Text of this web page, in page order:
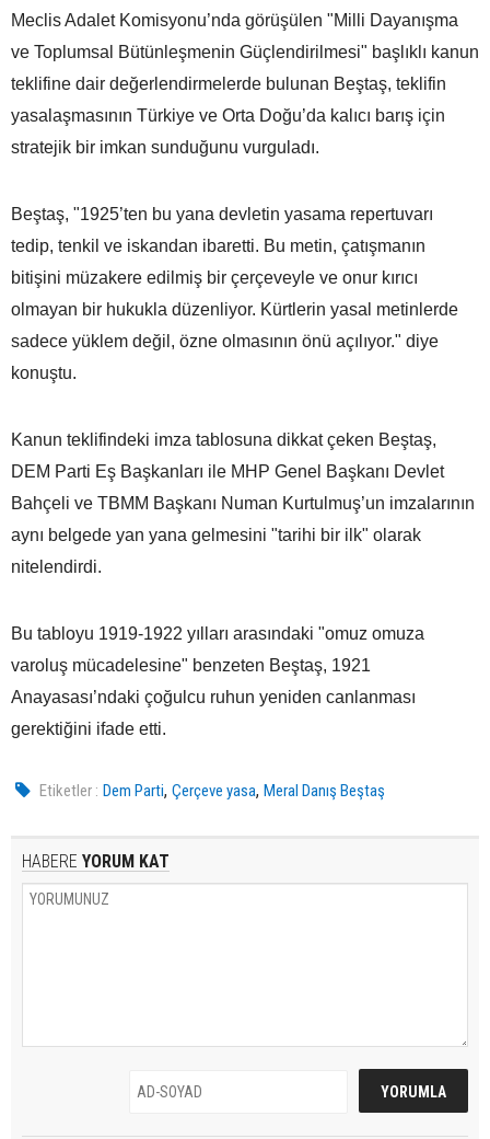
Meclis Adalet Komisyonu’nda görüşülen "Milli Dayanışma
ve Toplumsal Bütünleşmenin Güçlendirilmesi" başlıklı kanun
teklifine dair değerlendirmelerde bulunan Beştaş, teklifin
yasalaşmasının Türkiye ve Orta Doğu’da kalıcı barış için
stratejik bir imkan sunduğunu vurguladı.
Beştaş, "1925’ten bu yana devletin yasama repertuvarı
tedip, tenkil ve iskandan ibaretti. Bu metin, çatışmanın
bitişini müzakere edilmiş bir çerçeveyle ve onur kırıcı
olmayan bir hukukla düzenliyor. Kürtlerin yasal metinlerde
sadece yüklem değil, özne olmasının önü açılıyor." diye
konuştu.
Kanun teklifindeki imza tablosuna dikkat çeken Beştaş,
DEM Parti Eş Başkanları ile MHP Genel Başkanı Devlet
Bahçeli ve TBMM Başkanı Numan Kurtulmuş’un imzalarının
aynı belgede yan yana gelmesini "tarihi bir ilk" olarak
nitelendirdi.
Bu tabloyu 1919-1922 yılları arasındaki "omuz omuza
varoluş mücadelesine" benzeten Beştaş, 1921
Anayasası’ndaki çoğulcu ruhun yeniden canlanması
gerektiğini ifade etti.
Etiketler : Dem Parti,Çerçeve yasa,Meral Danış Beştaş
HABERE YORUM KAT